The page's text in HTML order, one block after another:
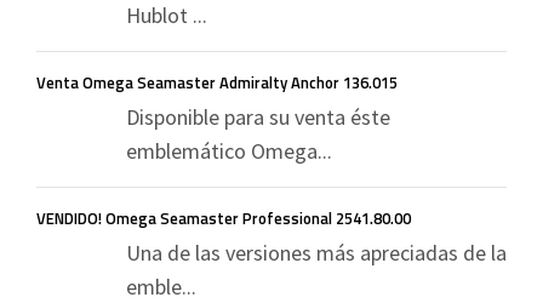
Hublot ...
Venta Omega Seamaster Admiralty Anchor 136.015
Disponible para su venta éste
emblemático Omega...
VENDIDO! Omega Seamaster Professional 2541.80.00
Una de las versiones más apreciadas de la
emble...